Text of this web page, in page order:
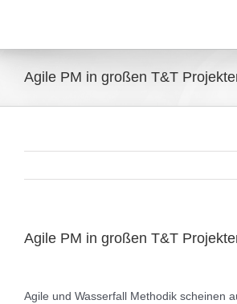
Agile PM in großen T&T
Agile PM in großen T&T
Bild
Agile und Wasserfall Methodik scheinen